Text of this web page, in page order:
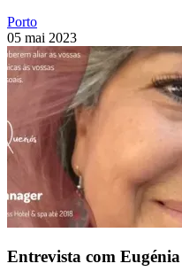
Porto
05 mai 2023
Entrevista com